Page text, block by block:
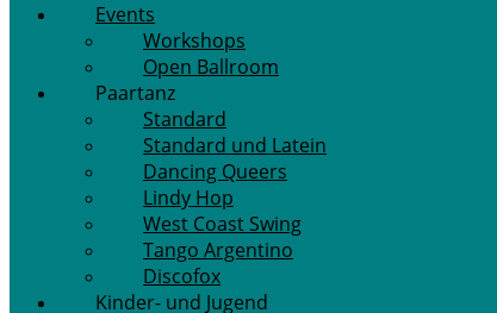
Events
Workshops
Open Ballroom
Paartanz
Standard
Standard und Latein
Dancing Queers
Lindy Hop
West Coast Swing
Tango Argentino
Discofox
Kinder- und Jugend